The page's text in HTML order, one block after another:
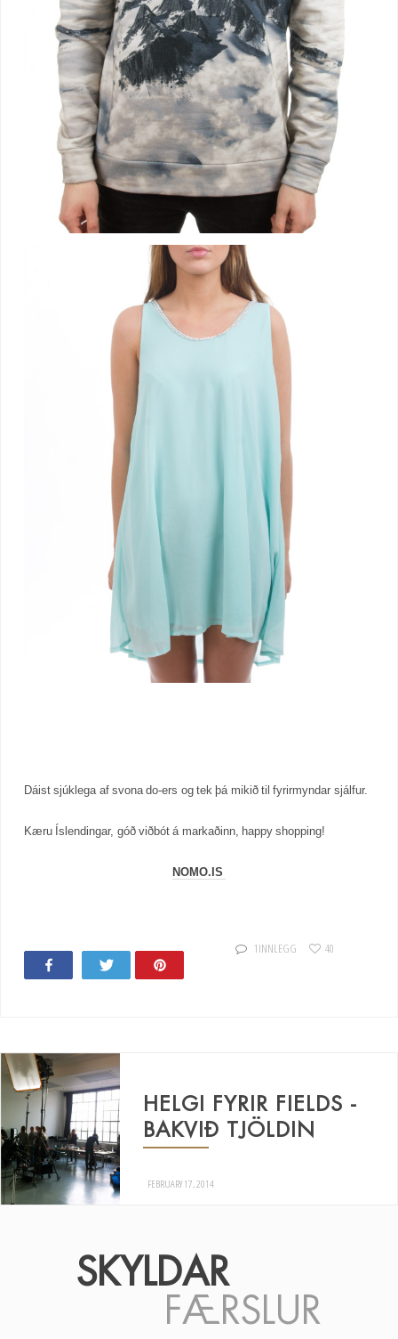
Dáist sjúklega af svona do-ers og tek þá mikið til fyrirmyndar sjálfur.
Kæru Íslendingar, góð viðbót á markaðinn, happy shopping!
NOMO.IS
Tweet
1 INNLEGG 40
HELGI FYRIR FIELDS -
BAKVIÐ TJÖLDIN
FEBRUARY 17, 2014
SKYLDAR
FÆRSLUR